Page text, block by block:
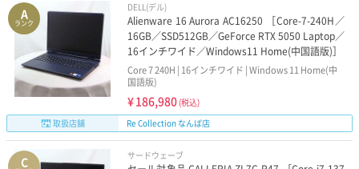
A
ランク
DELL(デル)
Alienware 16 Aurora AC16250 ［Core-7-240H／
16GB／SSD512GB／GeForce RTX 5050 Laptop／
16インチワイド／Windows11 Home(中国語版)］
Core 7 240H | 16インチワイド | Windows 11 Home(中
国語版)
¥186,980 (税込)
取扱店舗
Re Collection なんば店
C サードウェーブ